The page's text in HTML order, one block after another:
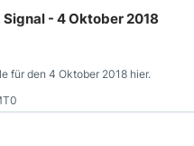
Signal - 4 Oktober 2018
für den 4 Oktober 2018 hier.